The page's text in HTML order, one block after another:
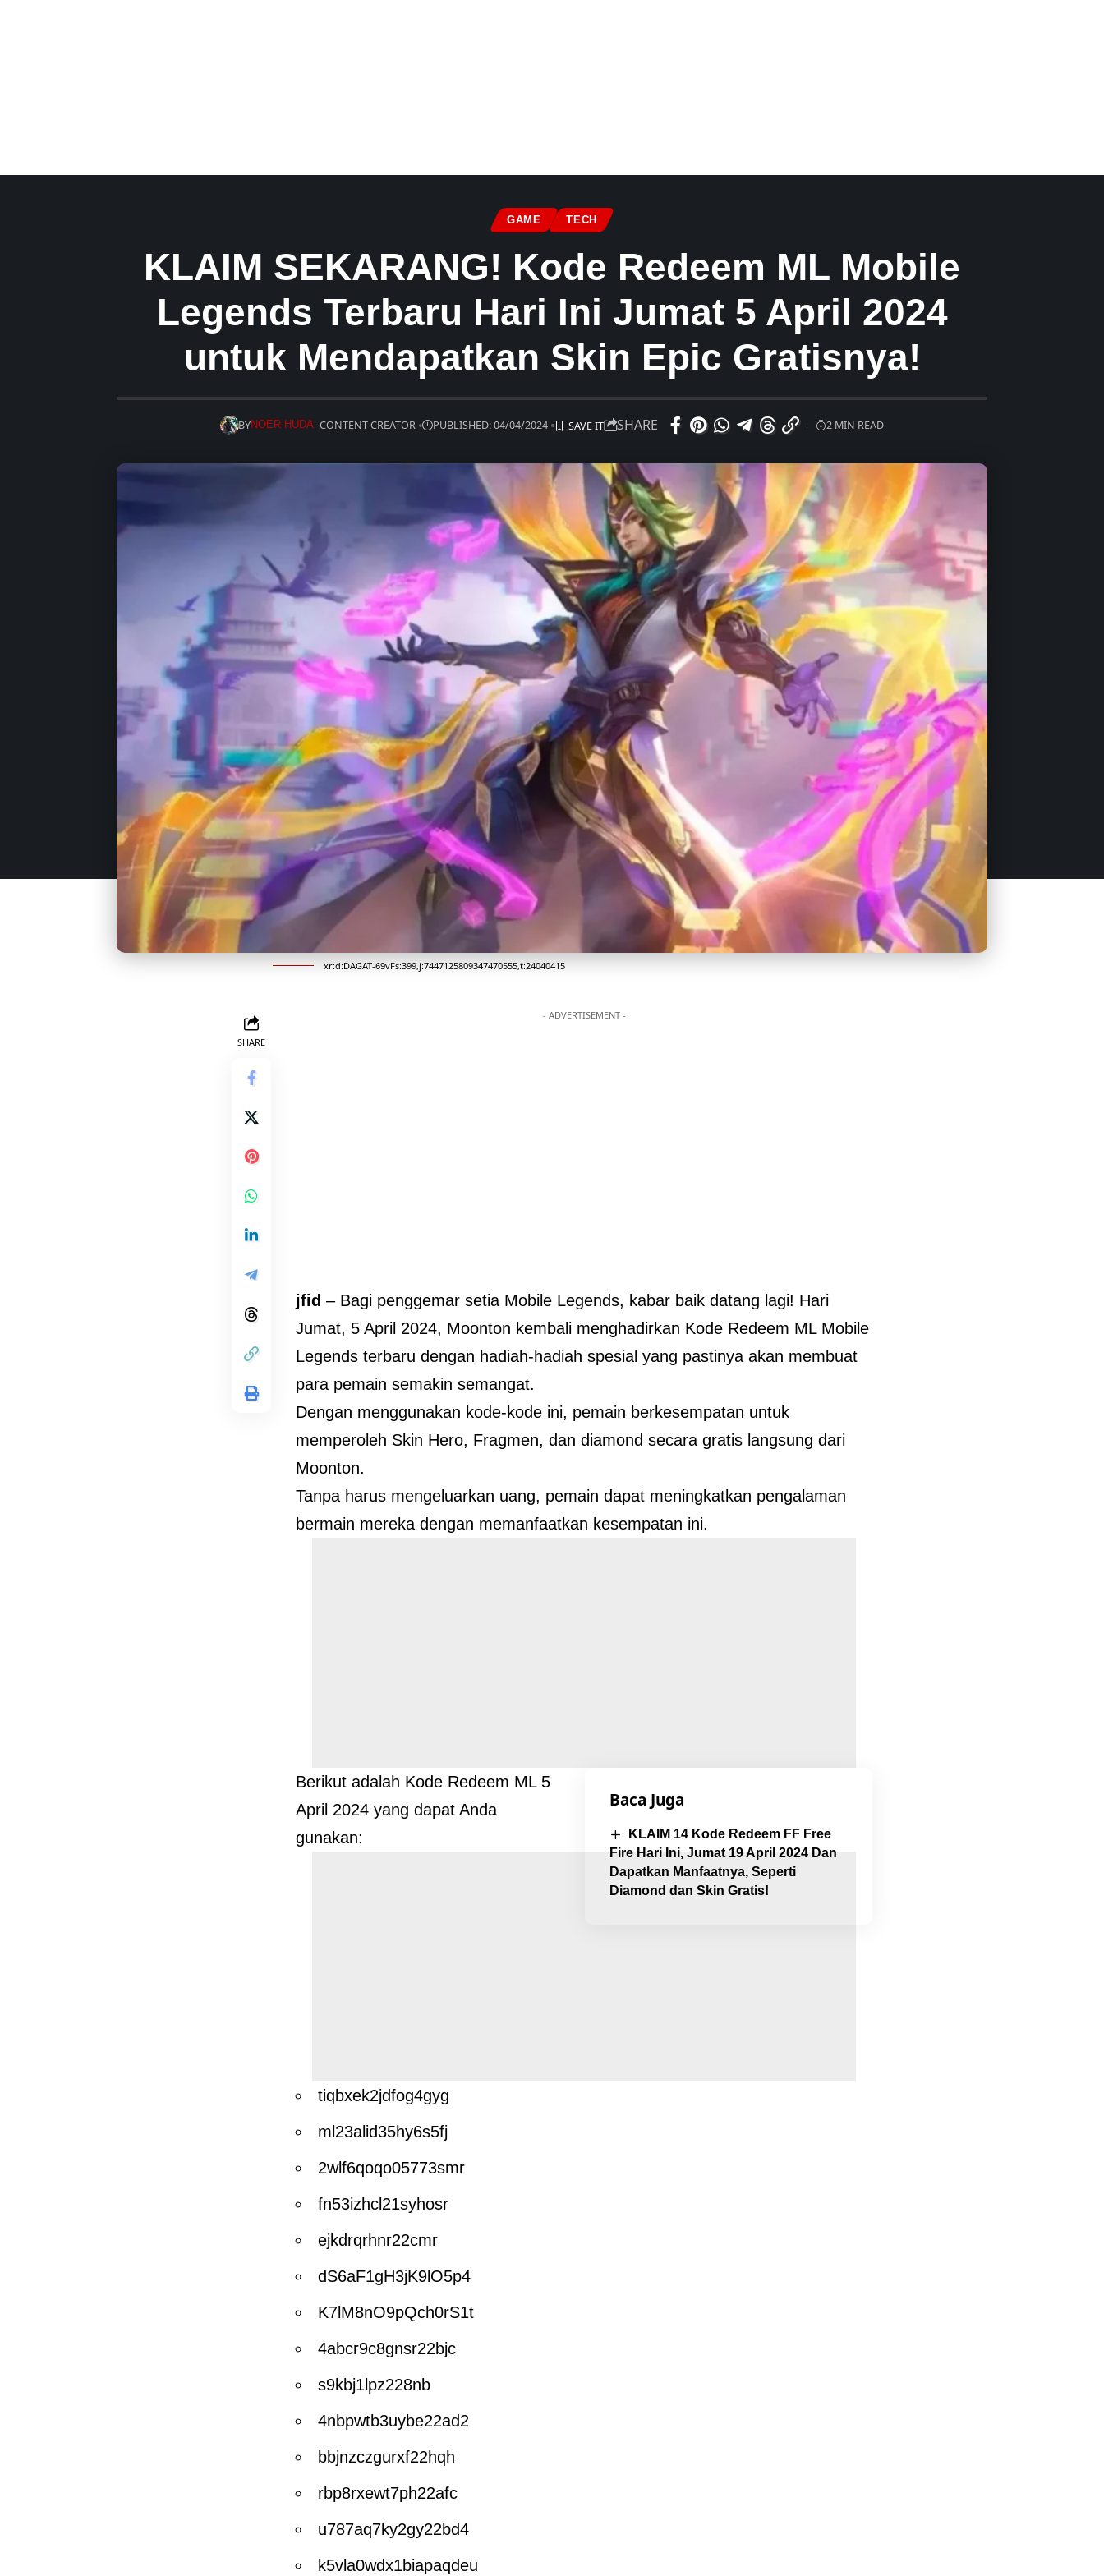
GAME TECH
KLAIM SEKARANG! Kode Redeem ML Mobile
Legends Terbaru Hari Ini Jumat 5 April 2024
untuk Mendapatkan Skin Epic Gratisnya!
BYNOER HUDA- CONTENT CREATOR PUBLISHED: 04/04/2024 SHARE 2 MIN READ
xr:d:DAGAT-69vFs:399,j:7447125809347470555,t:24040415
SHARE
- ADVERTISEMENT -
jfid – Bagi penggemar setia Mobile Legends, kabar baik datang lagi! Hari
Jumat, 5 April 2024, Moonton kembali menghadirkan Kode Redeem ML Mobile
Legends terbaru dengan hadiah-hadiah spesial yang pastinya akan membuat
para pemain semakin semangat.
Dengan menggunakan kode-kode ini, pemain berkesempatan untuk
memperoleh Skin Hero, Fragmen, dan diamond secara gratis langsung dari
Moonton.
Tanpa harus mengeluarkan uang, pemain dapat meningkatkan pengalaman
bermain mereka dengan memanfaatkan kesempatan ini.
Baca Juga
KLAIM 14 Kode Redeem FF Free
Fire Hari Ini, Jumat 19 April 2024 Dan
Dapatkan Manfaatnya, Seperti
Diamond dan Skin Gratis!
Berikut adalah Kode Redeem ML 5
April 2024 yang dapat Anda
gunakan:
tiqbxek2jdfog4gyg
ml23alid35hy6s5fj
2wlf6qoqo05773smr
fn53izhcl21syhosr
ejkdrqrhnr22cmr
dS6aF1gH3jK9lO5p4
K7lM8nO9pQch0rS1t
4abcr9c8gnsr22bjc
s9kbj1lpz228nb
4nbpwtb3uybe22ad2
bbjnzczgurxf22hqh
rbp8rxewt7ph22afc
u787aq7ky2gy22bd4
k5vla0wdx1biapaqdeu